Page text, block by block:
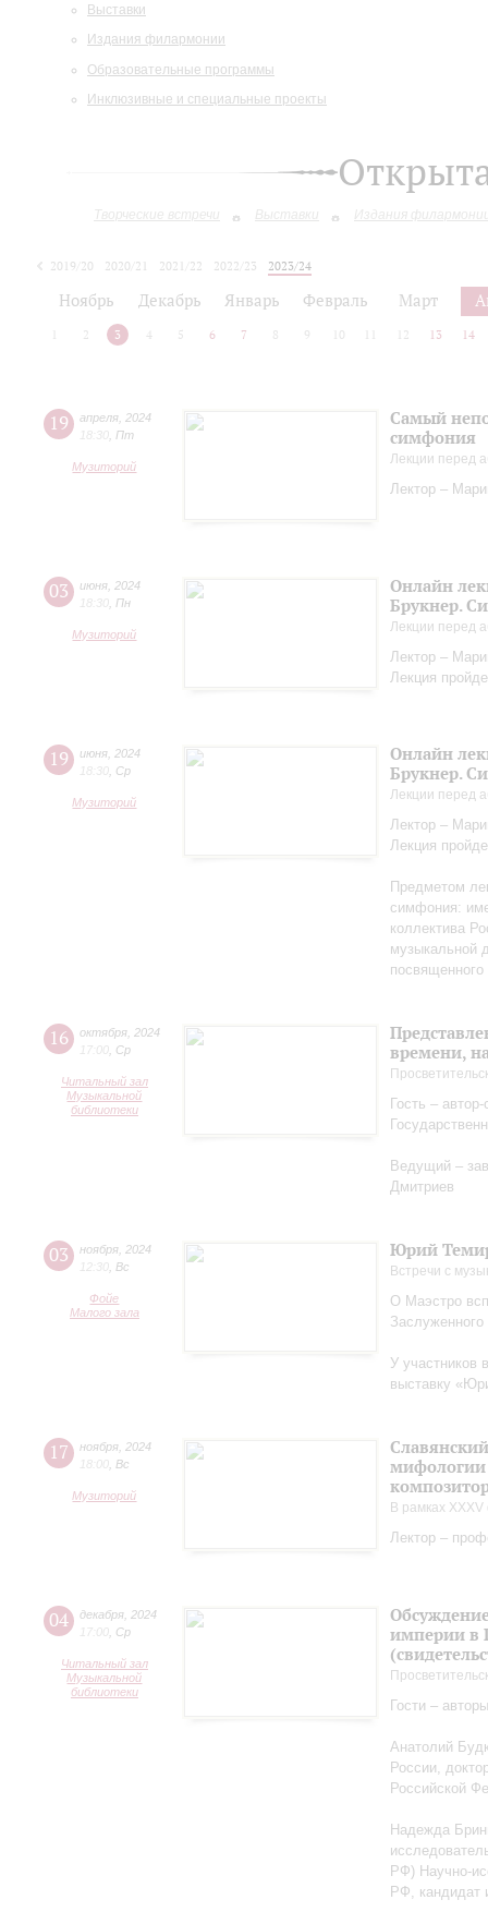
Выставки
Издания филармонии
Образовательные программы
Инклюзивные и специальные проекты
Творческие встречи Выставки Издания
2019/20 2020/21 2021/22 2022/23
2023/24
Ноябрь Декабрь Январь Февраль Март
2 3 4 5 6 7 8 9 10 12 13 14
19 апреля 2024
18:30 Пт
Музиторий
Самый
симфония
Лекции перед
Лектор –
03 июня 2024
18:30 Пн
Музиторий
Онлайн
Брукнер.
Лекции перед
Лектор –
Лекция
19 июня 2024
18:30 Ср
Музиторий
Онлайн
Брукнер.
Лекции перед
Лектор –
Лекция
Предметом
симфония:
коллектива
музыкальной
16 октября 2024
17:00 Ср
Читальный зал
Музыкальной
библиотеки
времени,
Гость –
Ведущий –
Дмитриев
03 ноября 2024
12:30 Вс
Фойе
Малого зала
Юрий
Встречи с
О Маэстро
У участников
выставку
17 ноября 2024
18:00 Вс
Музиторий
мифологии
В рамках
Лектор –
04 декабря 2024
17:00 Ср
Читальный зал
Музыкальной
библиотеки
империи в
Гости –
Анатолий
России,
Российской
Надежда
РФ) Научно-
РФ, кандидат